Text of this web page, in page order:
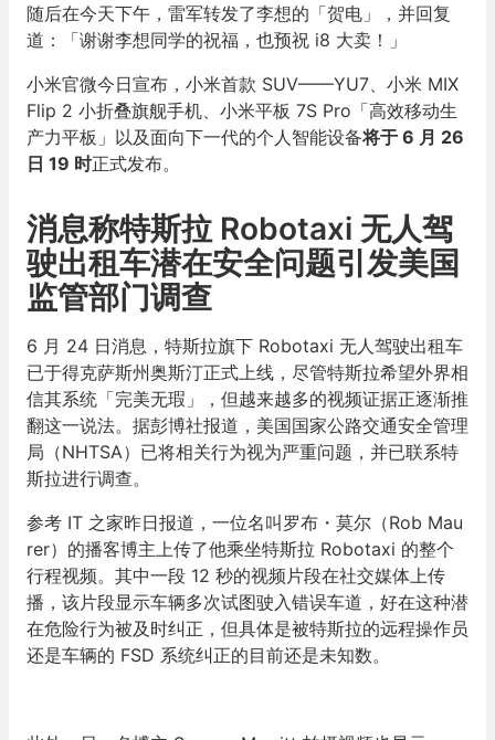
随后在今天下午，雷军转发了李想的「贺电」，并回复
道：「谢谢李想同学的祝福，也预祝 i8 大卖！」
小米官微今日宣布，小米首款 SUV——YU7、小米 MIX
Flip 2 小折叠旗舰手机、小米平板 7S Pro「高效移动生
产力平板」以及面向下一代的个人智能设备将于 6 月 26
日 19 时正式发布。
消息称特斯拉 Robotaxi 无人驾
驶出租车潜在安全问题引发美国
监管部门调查
6 月 24 日消息，特斯拉旗下 Robotaxi 无人驾驶出租车
已于得克萨斯州奥斯汀正式上线，尽管特斯拉希望外界相
信其系统「完美无瑕」，但越来越多的视频证据正逐渐推
翻这一说法。据彭博社报道，美国国家公路交通安全管理
局（NHTSA）已将相关行为视为严重问题，并已联系特
斯拉进行调查。
参考 IT 之家昨日报道，一位名叫罗布・莫尔（Rob Mau
rer）的播客博主上传了他乘坐特斯拉 Robotaxi 的整个
行程视频。其中一段 12 秒的视频片段在社交媒体上传
播，该片段显示车辆多次试图驶入错误车道，好在这种潜
在危险行为被及时纠正，但具体是被特斯拉的远程操作员
还是车辆的 FSD 系统纠正的目前还是未知数。